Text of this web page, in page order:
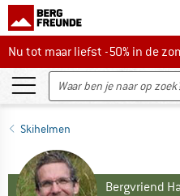
Nu tot maar liefst -50% in de
Nu tot maar liefst -50% in de
Skihelmen
Bergvriend